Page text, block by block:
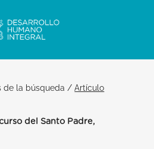
de la búsqueda /Artículo
del Santo Padre,